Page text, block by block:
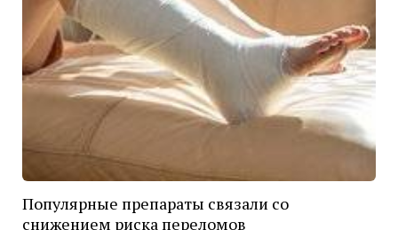
Популярные препараты связали со
снижением риска переломов